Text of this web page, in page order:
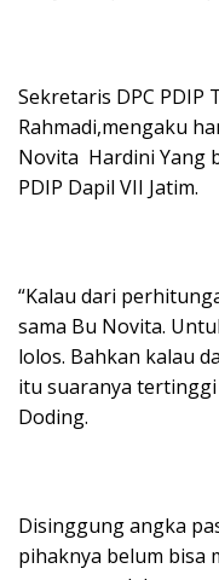
Sekretaris DPC
Rahmadi,mengaku
Novita Hardini Yang
PDIP Dapil VII Jatim.
“Kalau dari
sama Bu Novita.
lolos. Bahkan kalau
itu suaranya tertinggi
Doding.
Disinggung angka
pihaknya belum bisa